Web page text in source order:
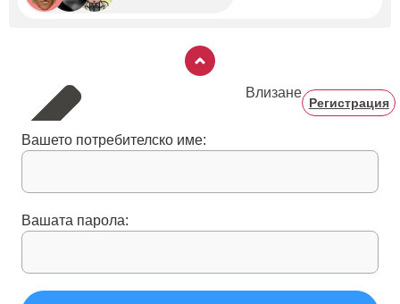
Влизане
Регистрация
Вашето потребителско име:
Вашата парола: